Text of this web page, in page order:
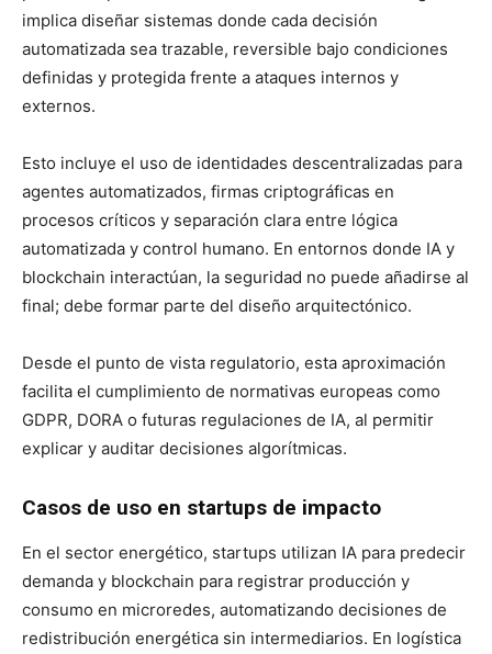
implica diseñar sistemas donde cada decisión
automatizada sea trazable, reversible bajo condiciones
definidas y protegida frente a ataques internos y
externos.
Esto incluye el uso de identidades descentralizadas para
agentes automatizados, firmas criptográficas en
procesos críticos y separación clara entre lógica
automatizada y control humano. En entornos donde IA y
blockchain interactúan, la seguridad no puede añadirse al
final; debe formar parte del diseño arquitectónico.
Desde el punto de vista regulatorio, esta aproximación
facilita el cumplimiento de normativas europeas como
GDPR, DORA o futuras regulaciones de IA, al permitir
explicar y auditar decisiones algorítmicas.
Casos de uso en startups de impacto
En el sector energético, startups utilizan IA para predecir
demanda y blockchain para registrar producción y
consumo en microredes, automatizando decisiones de
redistribución energética sin intermediarios. En logística